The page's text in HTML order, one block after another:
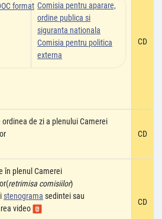
Comisia pentru aparare,
ordine publica si
siguranta nationala
Comisia pentru politica
externa
CD
ordinea de zi a plenului Camerei
CD
în plenul Camerei
retrimisa comisiilor)
stenograma sedintei sau
video
CD